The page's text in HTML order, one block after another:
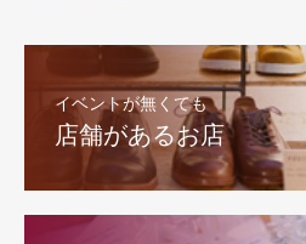
イベントが無くても
店舗があるお店